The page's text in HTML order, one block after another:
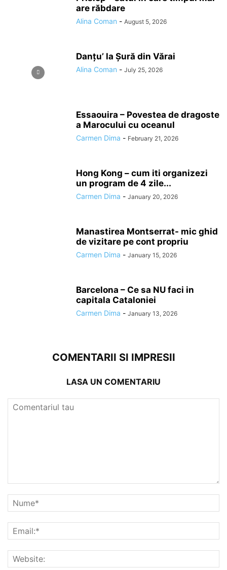
are răbdare
Alina Coman - August 5, 2026
Danțu’ la Șură din Vărai
Alina Coman - July 25, 2026
Essaouira – Povestea de dragoste
a Marocului cu oceanul
Carmen Dima - February 21, 2026
Hong Kong – cum iti organizezi
un program de 4 zile...
Carmen Dima - January 20, 2026
Manastirea Montserrat- mic ghid
de vizitare pe cont propriu
Carmen Dima - January 15, 2026
Barcelona – Ce sa NU faci in
capitala Cataloniei
Carmen Dima - January 13, 2026
COMENTARII SI IMPRESII
LASA UN COMENTARIU